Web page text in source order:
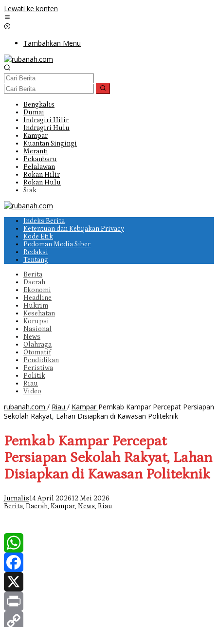
Lewati ke konten
Tambahkan Menu
Bengkalis
Dumai
Indragiri Hilir
Indragiri Hulu
Kampar
Kuantan Singingi
Meranti
Pekanbaru
Pelalawan
Rokan Hilir
Rokan Hulu
Siak
Indeks Berita
Ketentuan dan Kebijakan Privacy
Kode Etik
Pedoman Media Siber
Redaksi
Tentang
Berita
Daerah
Ekonomi
Headline
Hukrim
Kesehatan
Korupsi
Nasional
News
Olahraga
Otomatif
Pendidikan
Peristiwa
Politik
Riau
Video
rubanah.com / Riau / Kampar Pemkab Kampar Percepat Persiapan
Sekolah Rakyat, Lahan Disiapkan di Kawasan Politeknik
Pemkab Kampar Percepat
Persiapan Sekolah Rakyat, Lahan
Disiapkan di Kawasan Politeknik
Jurnalis14 April 202612 Mei 2026
Berita, Daerah, Kampar, News, Riau
WhatsApp
Facebook
X
Print